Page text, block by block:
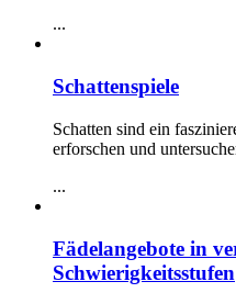
...
Schattenspiele
Schatten sind ein
erforschen und
...
Fädelangebote in
Schwierigkeitsstufen